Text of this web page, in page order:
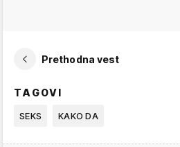
Prethodna vest
TAGOVI
SEKS KAKO DA